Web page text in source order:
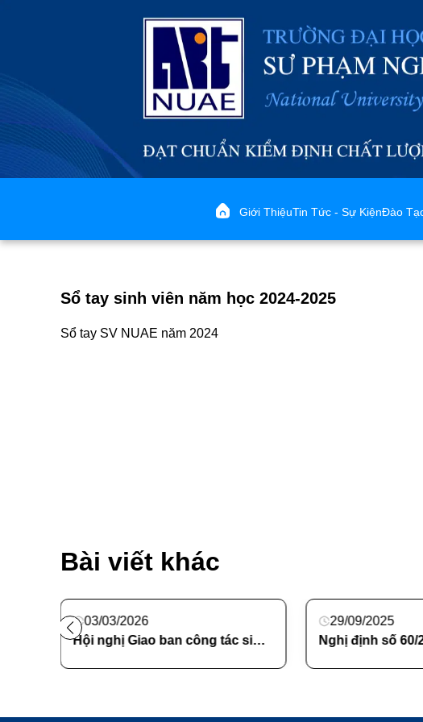
Giới ThiệuTin Tức - Sự KiệnĐào
Sổ tay sinh viên năm học 2024-2025
Sổ tay SV NUAE năm 2024
Bài viết khác
03/03/2026
Hội nghị Giao ban công tác sinh viên – Đoàn Thanh niên
29/09/2025